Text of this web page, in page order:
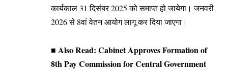
कार्यकाल 31 दिसंबर 2025 को समाप्त हो जायेगा। जनवरी
2026 से 8वां वेतन आयोग लागू कर दिया जाएगा।
■ Also Read: Cabinet Approves Formation of
8th Pay Commission for Central Government